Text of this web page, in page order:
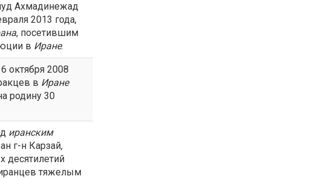
Ахмадинежад
2013 года,
, посетившим
в Иране.
октября 2008
в Иране
родину 30
иранским
г-н Карзай,
десятилетий
тяжелым